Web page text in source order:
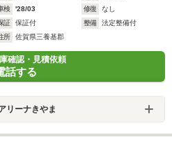
検
'28/03 修復
なし
証
保証付 整備
法定整備付
所
佐賀県三養基郡
確認・見積依頼
話する
リーナきやま